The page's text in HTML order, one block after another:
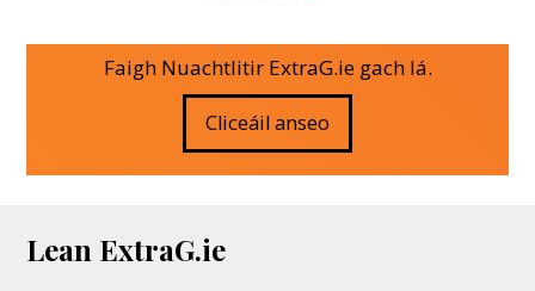
Faigh Nuachtlitir ExtraG.ie gach lá.
Cliceáil anseo
Lean ExtraG.ie